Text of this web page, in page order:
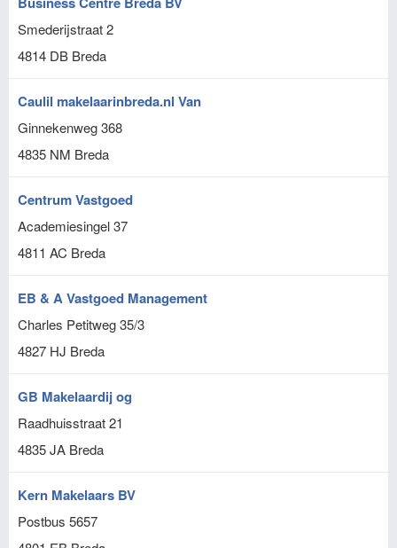
Smederijstraat 2
4814 DB Breda
Caulil makelaarinbreda.nl Van
Ginnekenweg 368
4835 NM Breda
Centrum Vastgoed
Academiesingel 37
4811 AC Breda
EB & A Vastgoed Management
Charles Petitweg 35/3
4827 HJ Breda
GB Makelaardij og
Raadhuisstraat 21
4835 JA Breda
Kern Makelaars BV
Postbus 5657